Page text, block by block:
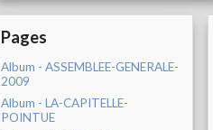
Pages
Album - ASSEMBLEE-GENERALE-
2009
Album - LA-CAPITELLE-
POINTUE